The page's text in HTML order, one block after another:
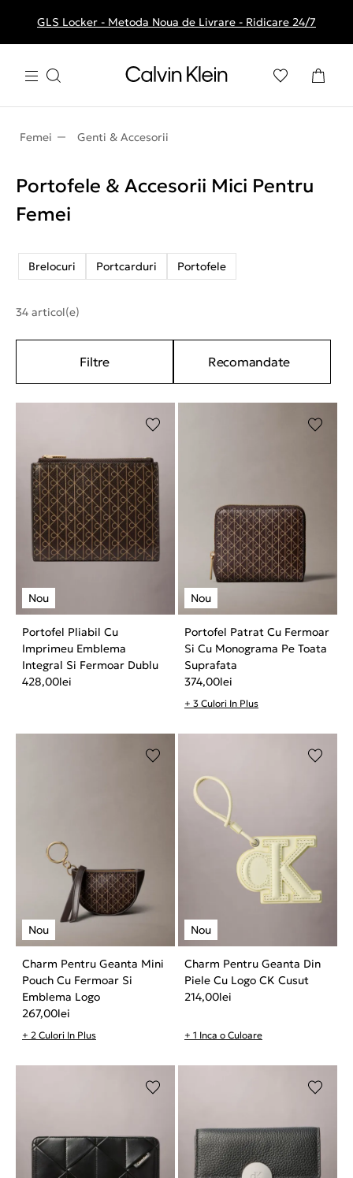
Livrare gratuita la comenzile de peste 250 RON
GLS Locker - Metoda Noua de Livrare - Ridicare 24/7
Femei Genti & Accesorii
Portofele & Accesorii Mici Pentru
Femei
Brelocuri Portcarduri Portofele
34 articol(e)
Filtre Recomandate
Portofel Pliabil Cu
Imprimeu Emblema
Integral Si Fermoar Dublu
428,00lei
Portofel Patrat Cu Fermoar
Si Cu Monograma Pe Toata
Suprafata
374,00lei
+ 3 Culori In Plus
Charm Pentru Geanta Mini
Pouch Cu Fermoar Si
Emblema Logo
267,00lei
+ 2 Culori In Plus
Charm Pentru Geanta Din
Piele Cu Logo CK Cusut
214,00lei
+ 1 Inca o Culoare